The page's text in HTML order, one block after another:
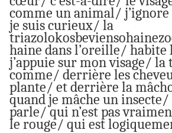
comme un animal/
je suis curieux/ la
haine dans l’oreille/ habite
j’appuie sur mon visage/ la
comme/ derrière les
plante/ et derrière la
quand je mâche un
parle/ qui n’est pas
le rouge/ qui est